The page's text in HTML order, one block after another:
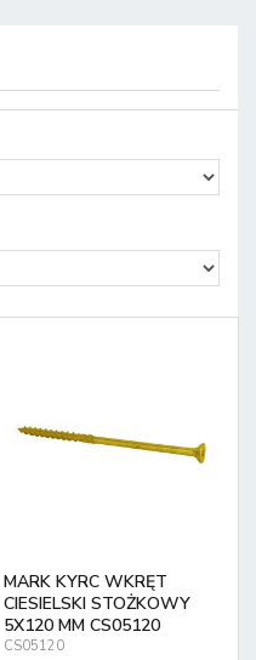
MARK KYRC WKRĘT
CIESIELSKI STOŻKOWY
5X120 MM CS05120
CS05120